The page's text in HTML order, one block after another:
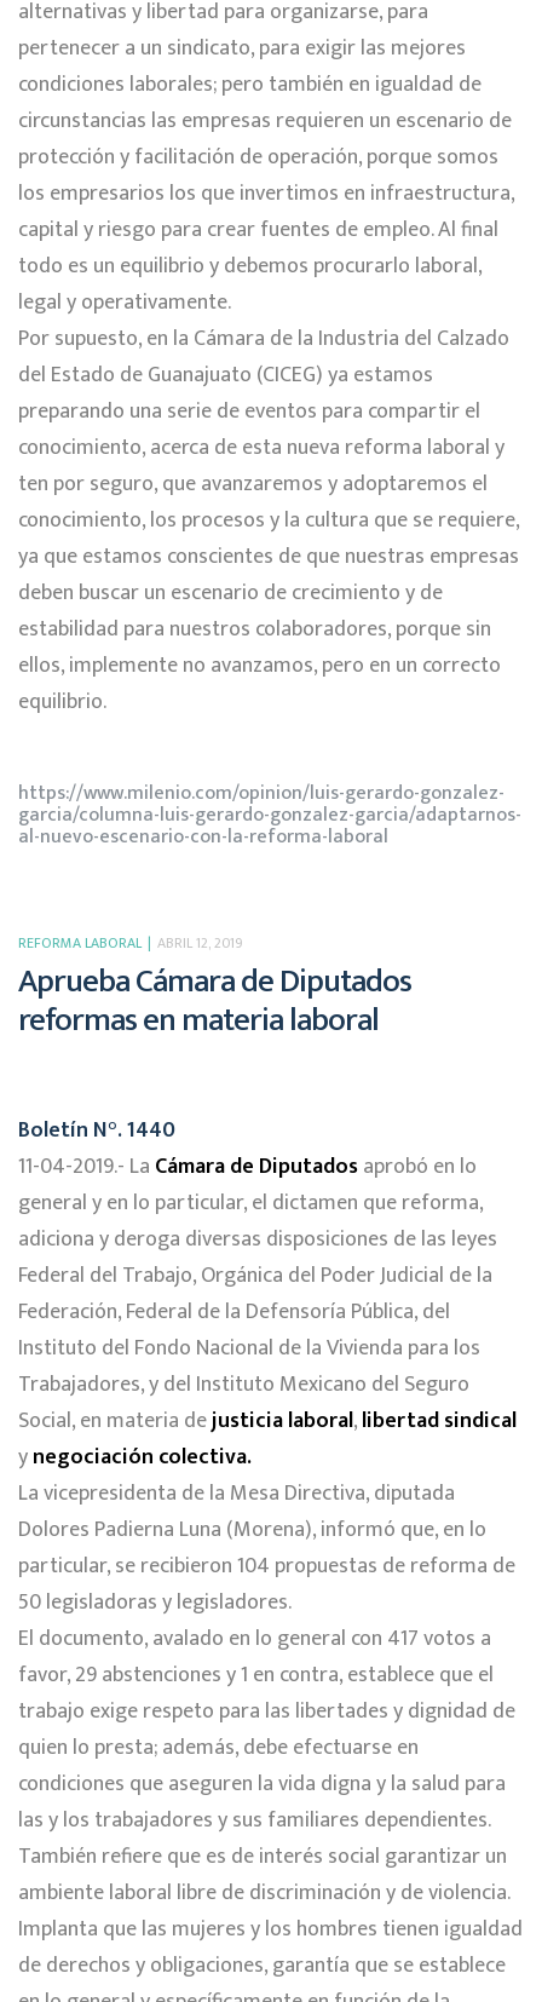
alternativas y libertad para organizarse, para
pertenecer a un sindicato, para exigir las mejores
condiciones laborales; pero también en igualdad de
circunstancias las empresas requieren un escenario de
protección y facilitación de operación, porque somos
los empresarios los que invertimos en infraestructura,
capital y riesgo para crear fuentes de empleo. Al final
todo es un equilibrio y debemos procurarlo laboral,
legal y operativamente.
Por supuesto, en la Cámara de la Industria del Calzado
del Estado de Guanajuato (CICEG) ya estamos
preparando una serie de eventos para compartir el
conocimiento, acerca de esta nueva reforma laboral y
ten por seguro, que avanzaremos y adoptaremos el
conocimiento, los procesos y la cultura que se requiere,
ya que estamos conscientes de que nuestras empresas
deben buscar un escenario de crecimiento y de
estabilidad para nuestros colaboradores, porque sin
ellos, implemente no avanzamos, pero en un correcto
equilibrio.
https://www.milenio.com/opinion/luis-gerardo-gonzalez-
garcia/columna-luis-gerardo-gonzalez-garcia/adaptarnos-
al-nuevo-escenario-con-la-reforma-laboral
REFORMA LABORAL ABRIL 12, 2019
Aprueba Cámara de Diputados
reformas en materia laboral
Boletín N°. 1440
11-04-2019.- La Cámara de Diputadosaprobó en lo
general y en lo particular, el dictamen que reforma,
adiciona y deroga diversas disposiciones de las leyes
Federal del Trabajo, Orgánica del Poder Judicial de la
Federación, Federal de la Defensoría Pública, del
Instituto del Fondo Nacional de la Vivienda para los
Trabajadores, y del Instituto Mexicano del Seguro
Social, en materia dejusticia laboral,libertad sindical
ynegociación colectiva.
La vicepresidenta de la Mesa Directiva, diputada
Dolores Padierna Luna (Morena), informó que, en lo
particular, se recibieron 104 propuestas de reforma de
50 legisladoras y legisladores.
El documento, avalado en lo general con 417 votos a
favor, 29 abstenciones y 1 en contra, establece que el
trabajo exige respeto para las libertades y dignidad de
quien lo presta; además, debe efectuarse en
condiciones que aseguren la vida digna y la salud para
las y los trabajadores y sus familiares dependientes.
También refiere que es de interés social garantizar un
ambiente laboral libre de discriminación y de violencia.
Implanta que las mujeres y los hombres tienen igualdad
de derechos y obligaciones, garantía que se establece